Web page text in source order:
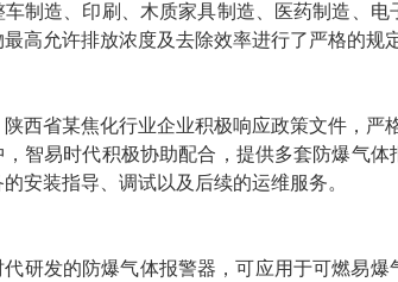
车制造、印刷、木质家具制造、医药制造、
高允许排放浓度及去除效率进行了严格的规
陕西省某焦化行业企业积极响应政策文件，
，智易时代积极协助配合，提供多套防爆气
安装指导、调试以及后续的运维服务。
代研发的防爆气体报警器，可应用于可燃易